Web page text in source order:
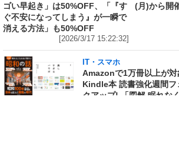
ゴい早起き」は50%OFF、「『す
ぐ不安になってしまう』が一瞬で
消える方法」も50%OFF
[2026/3/17 15:22:32]
(月)から開
IT・スマホ
Amazonで1万冊以上が
Kindle本 読書強化週間フ
クアップ! 「図解 眠れな